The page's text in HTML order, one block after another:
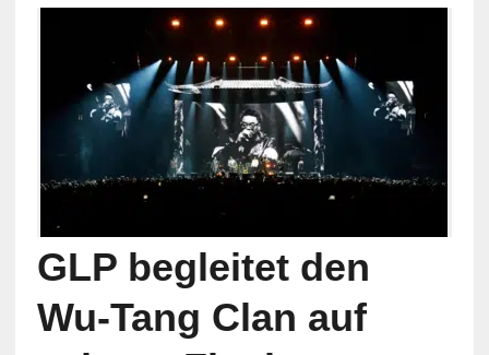
GLP begleitet den
Wu-Tang Clan auf